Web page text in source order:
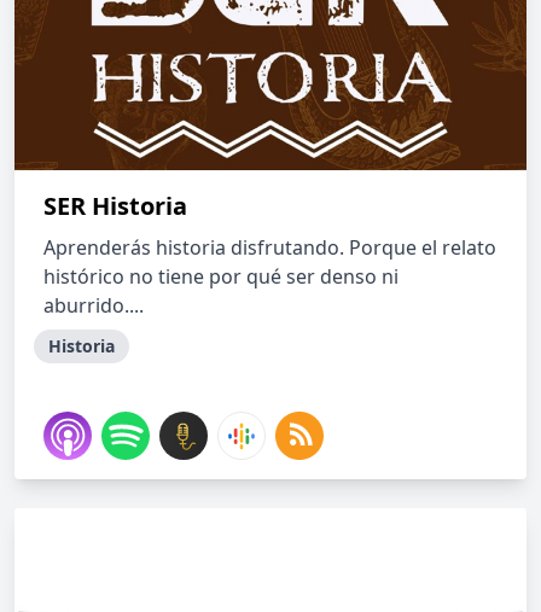
SER Historia
Aprenderás historia disfrutando. Porque el relato
histórico no tiene por qué ser denso ni
aburrido....
Historia